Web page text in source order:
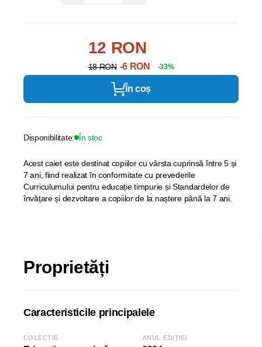
12 RON
18 RON -6 RON -33%
În coș
Disponibilitate: În stoc
Acest caiet este destinat copiilor cu vârsta cuprinsă între 5 și
7 ani, fiind realizat în conformitate cu prevederile
Curriculumului pentru educație timpurie și Standardelor de
învățare și dezvoltare a copiilor de la naștere până la 7 ani.
Proprietăți
Caracteristicile principalele
COLECȚIE ANUL EDIȚIEI